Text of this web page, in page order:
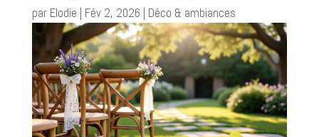
par Elodie | Fév 2, 2026 | Déco & ambiances